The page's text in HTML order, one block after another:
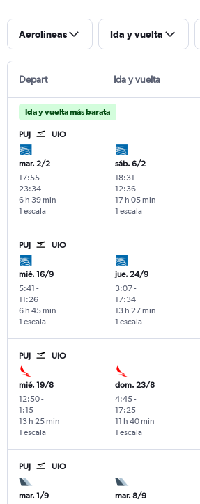
Aerolíneas Ida y vuelta
Depart Ida y vuelta
Ida y vuelta más barata
PUJ UIO
mar. 2/2
17:55-
23:34
1 escala
6 h 39 min
sáb. 6/2
18:31 -
12:36
1 escala
17 h 05 min
PUJ UIO
mié. 16/9
5:41 -
11:26
1 escala
6 h 45 min
jue. 24/9
3:07-
17:34
1 escala
13 h 27 min
PUJ UIO
mié. 19/8
12:50-
1:15
1 escala
13 h 25 min
dom. 23/8
4:45-
17:25
1 escala
11 h 40 min
PUJ UIO
mar. 1/9
mar. 8/9